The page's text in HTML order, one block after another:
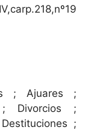
; Ajuares ;
; Divorcios ;
;